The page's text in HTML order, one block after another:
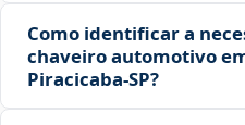
Como identificar a
chaveiro automotivo
Piracicaba‑SP?